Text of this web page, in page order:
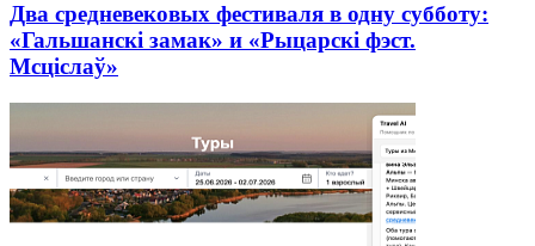
Два средневековых фестиваля в одну субботу:
«Гальшанскі замак» и «Рыцарскі фэст.
Мсціслаў»